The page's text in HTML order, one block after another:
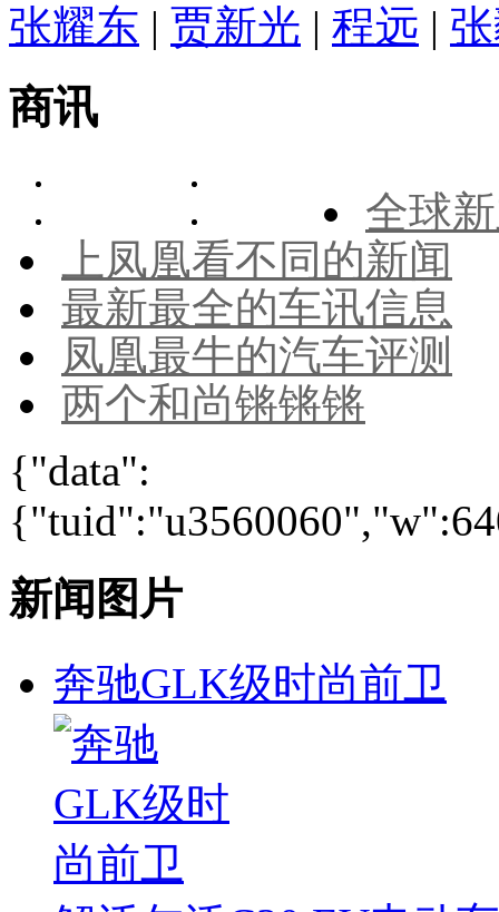
张耀东 | 贾新光 | 程远 |
商讯
全球
上凤凰看不同的新闻
最新最全的车讯信息
凤凰最牛的汽车评测
两个和尚锵锵锵
{"data":
新闻图片
奔驰GLK级时尚前卫